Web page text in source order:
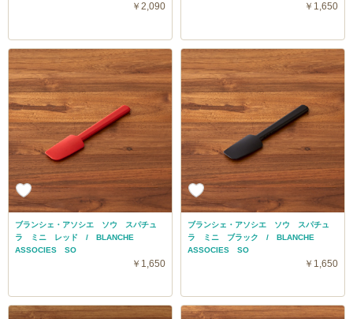
￥2,090 ￥1,650
ブランシェ・アソシエ ソウ スパチュ
ラ ミニ レッド / BLANCHE
ASSOCIES SO
￥1,650
ブランシェ・アソシエ ソウ スパチュ
ラ ミニ ブラック / BLANCHE
ASSOCIES SO
￥1,650